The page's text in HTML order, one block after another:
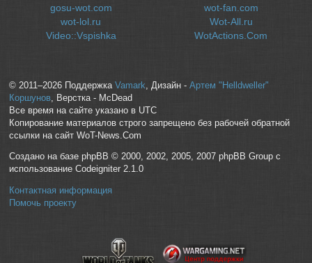
gosu-wot.com
wot-lol.ru
Video::Vspishka
wot-fan.com
Wot-All.ru
WotActions.Com
© 2011–2026 Поддержка Vamark, Дизайн - Артем "Helldweller"
Коршунов, Верстка - McDead
Все время на сайте указано в UTC
Копирование материалов строго запрещено без рабочей обратной
ссылки на сайт WoT-News.Com
Создано на базе phpBB © 2000, 2002, 2005, 2007 phpBB Group с
использование Codeigniter 2.1.0
Контактная информация
Помочь проекту